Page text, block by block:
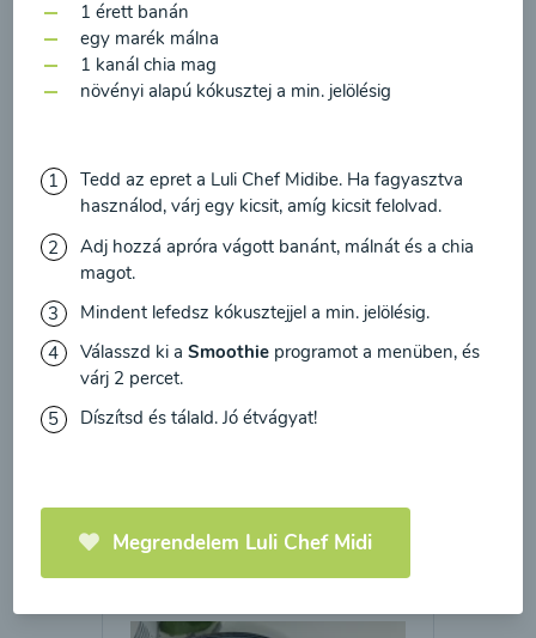
00:20
Cékla leves
paradicsommal és
1 érett banán
egy marék málna
1 kanál chia mag
növényi alapú kókusztej a min. jelölésig
Tedd az epret a Luli Chef Midibe. Ha fagyasztva
használod, várj egy kicsit, amíg kicsit felolvad.
Adj hozzá apróra vágott banánt, málnát és a chia
magot.
Mindent lefedsz kókusztejjel a min. jelölésig.
Válasszd ki aSmoothie programot a menüben, és
várj 2 percet.
Díszítsd és tálald. Jó étvágyat!
Megrendelem Luli Chef Midi
megerősítem, hogy elolvastam
irányelveketés egyetértek velük.